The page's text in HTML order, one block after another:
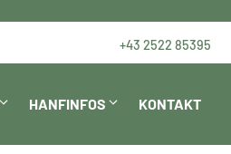
+43 2522 85395
HANFINFOS KONTAKT